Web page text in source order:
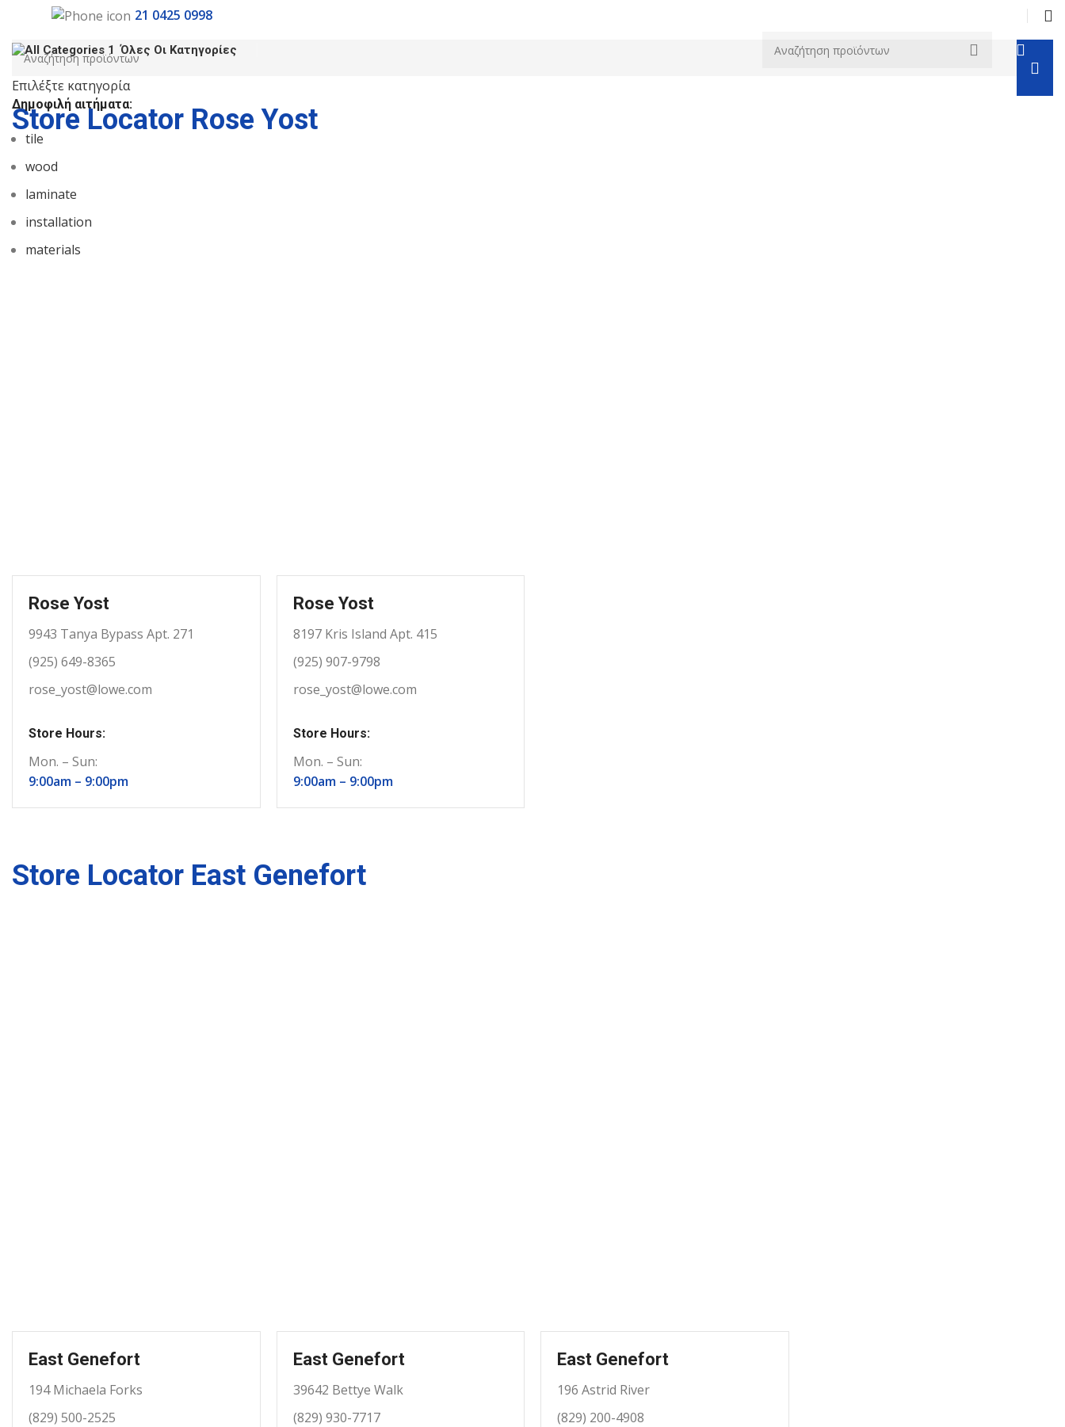
21 0425 0998
Όλες Οι Κατηγορίες
Store Locator Rose Yost
Rose Yost
9943 Tanya Bypass Apt. 271
(925) 649-8365
rose_yost@lowe.com
Store Hours:
Mon. – Sun:
9:00am – 9:00pm
Rose Yost
8197 Kris Island Apt. 415
(925) 907-9798
rose_yost@lowe.com
Store Hours:
Mon. – Sun:
9:00am – 9:00pm
Store Locator East Genefort
East Genefort
194 Michaela Forks
(829) 500-2525
East Genefort
39642 Bettye Walk
(829) 930-7717
East Genefort
196 Astrid River
(829) 200-4908
Επιλέξτε κατηγορία
Δημοφιλή αιτήματα:
tile
wood
laminate
installation
materials